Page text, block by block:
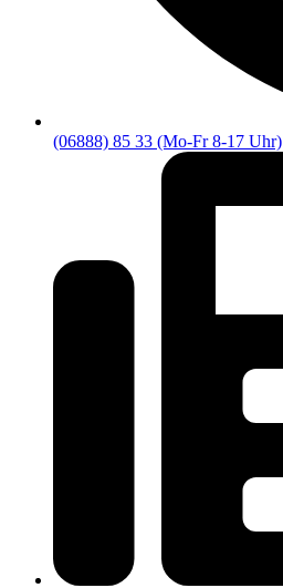
(06888) 85 33 (Mo-Fr 8-17 Uhr)